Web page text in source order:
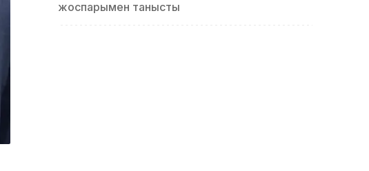
жоспарымен танысты